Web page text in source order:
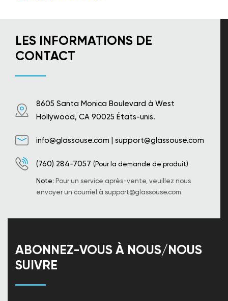
LES INFORMATIONS DE
CONTACT
8605 Santa Monica Boulevard à West
Hollywood, CA 90025 États-unis.
info@glassouse.com | support@glassouse.com
(760) 284-7057 (Pour la demande de produit)
Note: Pour un service après-vente, veuillez nous
envoyer un courriel à support@glassouse.com.
ABONNEZ-VOUS À NOUS/NOUS
SUIVRE